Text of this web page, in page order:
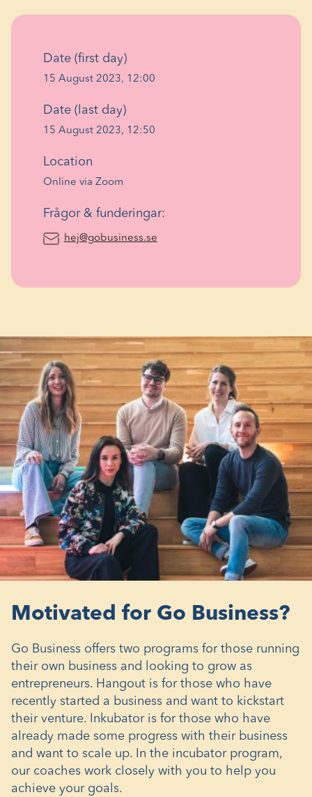
Date (first day)
15 August 2023, 12:00
Date (last day)
15 August 2023, 12:50
Location
Online via Zoom
Frågor & funderingar:
hej@gobusiness.se(Opens in a new window)
Motivated for Go Business?
Go Business offers two programs for those running
their own business and looking to grow as
entrepreneurs. Hangout is for those who have
recently started a business and want to kickstart
their venture. Inkubator is for those who have
already made some progress with their business
and want to scale up. In the incubator program,
our coaches work closely with you to help you
achieve your goals.